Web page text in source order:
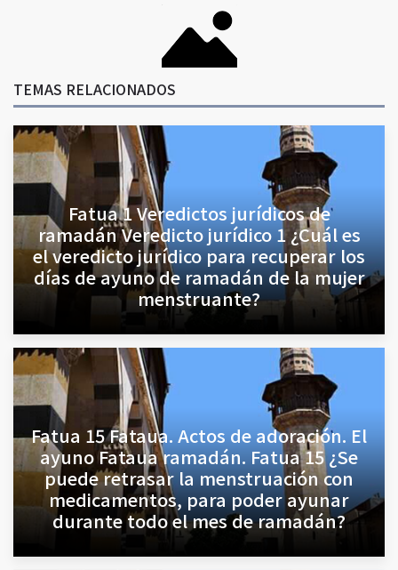
TEMAS RELACIONADOS
Fatua 1 Veredictos jurídicos de
ramadán Veredicto jurídico 1 ¿Cuál es
el veredicto jurídico para recuperar los
días de ayuno de ramadán de la mujer
menstruante?
Fatua 15 Fataua. Actos de adoración. El
ayuno Fataua ramadán. Fatua 15 ¿Se
puede retrasar la menstruación con
medicamentos, para poder ayunar
durante todo el mes de ramadán?